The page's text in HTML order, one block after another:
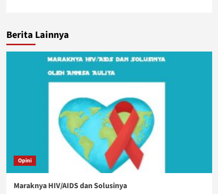
Berita Lainnya
Opini
Maraknya HIV/AIDS dan Solusinya